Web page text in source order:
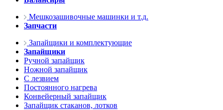
Мешкозашивочные машинки и т.д.
Запчасти
Запайщики и комплектующие
Запайщики
Ручной запайщик
Ножной запайщик
С лезвием
Постоянного нагрева
Конвейерный запайщик
Запайщик стаканов, лотков